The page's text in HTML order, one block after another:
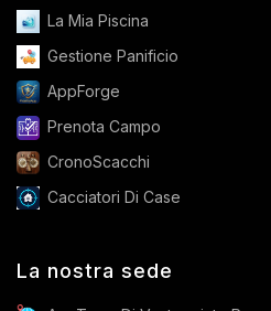
La Mia Piscina
Gestione Panificio
AppForge
Prenota Campo
CronoScacchi
Cacciatori Di Case
La nostra sede